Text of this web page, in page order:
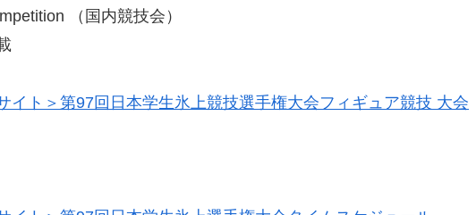
（国内競技会）
イト＞第97回日本学生氷上競技選手権大会フィギュア競技 大会